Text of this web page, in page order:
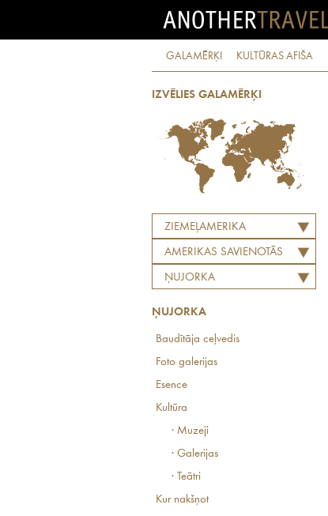
GALAMĒRĶI KULTŪRAS AFIŠA
IZVĒLIES GALAMĒRĶI
ZIEMEĻAMERIKA
AMERIKAS SAVIENOTĀS
VALSTIS
ŅUJORKA
ŅUJORKA
Baudītāja ceļvedis
Foto galerijas
Esence
Kultūra
· Muzeji
· Galerijas
· Teātri
Kur nakšņot